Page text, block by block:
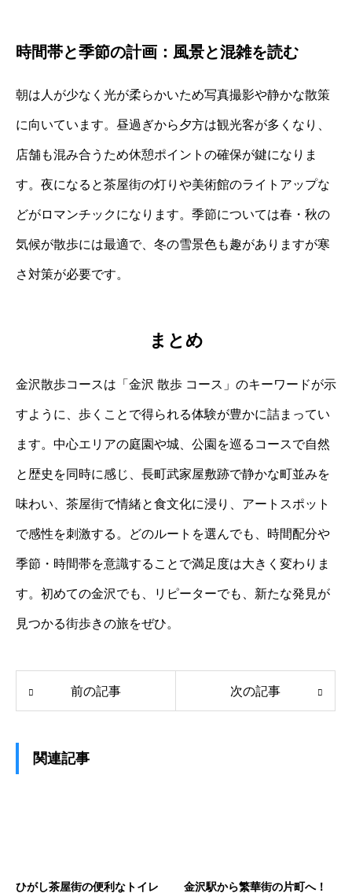
時間帯と季節の計画：風景と混雑を読む
朝は人が少なく光が柔らかいため写真撮影や静かな散策
に向いています。昼過ぎから夕方は観光客が多くなり、
店舗も混み合うため休憩ポイントの確保が鍵になりま
す。夜になると茶屋街の灯りや美術館のライトアップな
どがロマンチックになります。季節については春・秋の
気候が散歩には最適で、冬の雪景色も趣がありますが寒
さ対策が必要です。
まとめ
金沢散歩コースは「金沢 散歩 コース」のキーワードが示
すように、歩くことで得られる体験が豊かに詰まってい
ます。中心エリアの庭園や城、公園を巡るコースで自然
と歴史を同時に感じ、長町武家屋敷跡で静かな町並みを
味わい、茶屋街で情緒と食文化に浸り、アートスポット
で感性を刺激する。どのルートを選んでも、時間配分や
季節・時間帯を意識することで満足度は大きく変わりま
す。初めての金沢でも、リピーターでも、新たな発見が
見つかる街歩きの旅をぜひ。
前の記事 次の記事
関連記事
ひがし茶屋街の便利なトイレ 金沢駅から繁華街の片町へ！